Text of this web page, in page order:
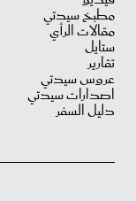
مطبخ سيدتي
مقالات الرأي
ستايل
تقارير
عروس سيدتي
اصدارات سيدتي
دليل السفر